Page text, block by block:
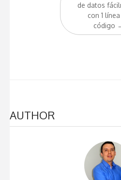
de datos
con 1
código
AUTHOR